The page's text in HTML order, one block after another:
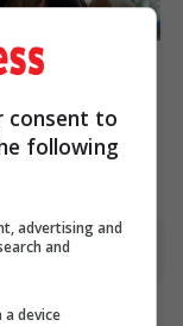
A Fortune To
A Modern-Day
Brainberries
consent to
following
advertising and
and
device